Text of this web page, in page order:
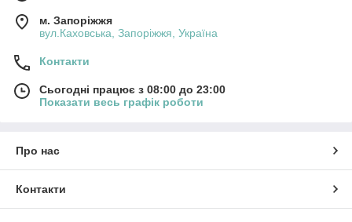
м. Запоріжжя
вул.Каховська, Запоріжжя, Україна
Контакти
Сьогодні працює з 08:00 до 23:00
Показати весь графік роботи
Про нас
Контакти